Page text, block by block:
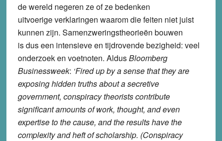
de wereld negeren ze of ze bedenken
uitvoerige verklaringen waarom die feiten niet juist
kunnen zijn. Samenzweringstheorieën bouwen
is dus een intensieve en tijdrovende bezigheid: veel
onderzoek en voetnoten. AldusBloomberg
Businessweek: ‘Fired up by a sense that they are
exposing hidden truths about a secretive
government, conspiracy theorists contribute
significant amounts of work, thought, and even
expertise to the cause, and the results have the
complexity and heft of scholarship. (Conspiracy